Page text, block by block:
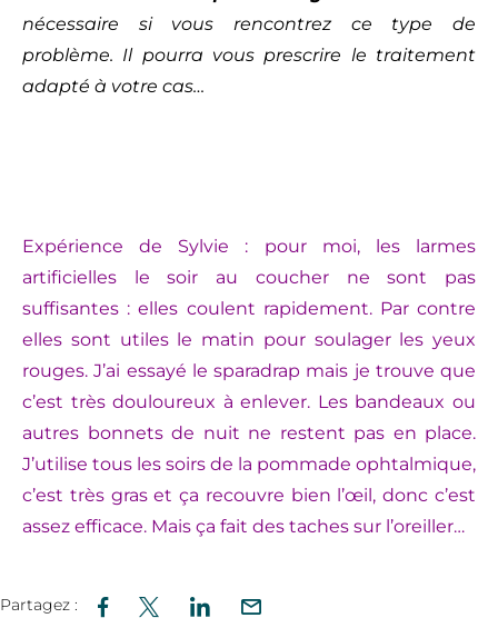
nécessaire si vous rencontrez ce type de
problème. Il pourra vous prescrire le traitement
adapté à votre cas…
Expérience de Sylvie : pour moi, les larmes
artificielles le soir au coucher ne sont pas
suffisantes : elles coulent rapidement. Par contre
elles sont utiles le matin pour soulager les yeux
rouges. J’ai essayé le sparadrap mais je trouve que
c’est très douloureux à enlever. Les bandeaux ou
autres bonnets de nuit ne restent pas en place.
J’utilise tous les soirs de la pommade ophtalmique,
c’est très gras et ça recouvre bien l’œil, donc c’est
assez efficace. Mais ça fait des taches sur l’oreiller…
Partagez :